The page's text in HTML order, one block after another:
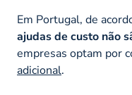
Em Portugal, de
ajudas de custo não
empresas optam por
adicional.